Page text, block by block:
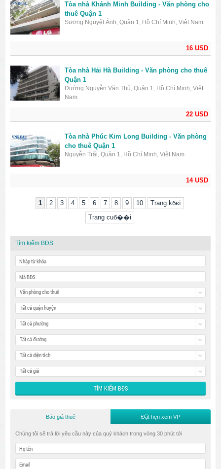
16 USD
Tòa nhà Khánh Minh Building - Văn phòng cho
thuê Quận 1
Sương Nguyệt Ánh, Quận 1, Hồ Chí Minh, Việt Nam
22 USD
Tòa nhà Hải Hà Building - Văn phòng cho thuê
Quận 1
Đường Nguyễn Văn Thủ, Quận 1, Hồ Chí Minh, Việt
Nam
14 USD
Tòa nhà Phúc Kim Long Building - Văn phòng
cho thuê Quận 1
Nguyễn Trãi, Quận 1, Hồ Chí Minh, Việt Nam
1 2 3 4 5 6 7 8 9 10
Trang kбєї
Trang cuб��i
Tìm kiếm BĐS
Văn phòng cho thuê
Tất cả quận huyện
Tất cả phường
Tất cả đường
Tất cả diện tích
Tất cả giá
Báo giá thuê Đặt hẹn xem VP
Chúng tôi sẽ trả lời yêu cầu này của quý khách trong vòng 30 phút tới